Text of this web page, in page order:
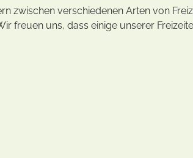
zwischen verschiedenen Arten von
freuen uns, dass einige unserer